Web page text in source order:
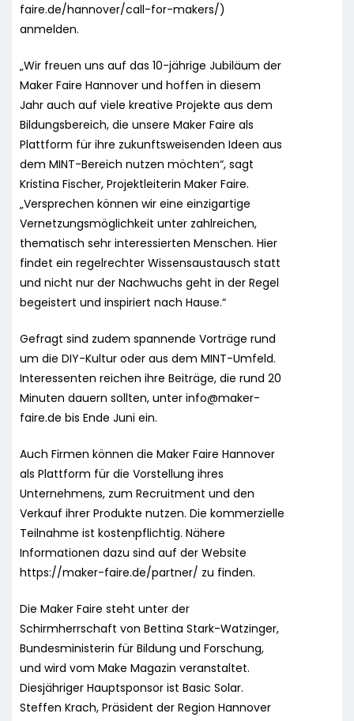
faire.de/hannover/call-for-makers/)
anmelden.
„Wir freuen uns auf das 10-jährige Jubiläum der
Maker Faire Hannover und hoffen in diesem
Jahr auch auf viele kreative Projekte aus dem
Bildungsbereich, die unsere Maker Faire als
Plattform für ihre zukunftsweisenden Ideen aus
dem MINT-Bereich nutzen möchten“, sagt
Kristina Fischer, Projektleiterin Maker Faire.
„Versprechen können wir eine einzigartige
Vernetzungsmöglichkeit unter zahlreichen,
thematisch sehr interessierten Menschen. Hier
findet ein regelrechter Wissensaustausch statt
und nicht nur der Nachwuchs geht in der Regel
begeistert und inspiriert nach Hause.“
Gefragt sind zudem spannende Vorträge rund
um die DIY-Kultur oder aus dem MINT-Umfeld.
Interessenten reichen ihre Beiträge, die rund 20
Minuten dauern sollten, unter info@maker-
faire.de bis Ende Juni ein.
Auch Firmen können die Maker Faire Hannover
als Plattform für die Vorstellung ihres
Unternehmens, zum Recruitment und den
Verkauf ihrer Produkte nutzen. Die kommerzielle
Teilnahme ist kostenpflichtig. Nähere
Informationen dazu sind auf der Website
https://maker-faire.de/partner/ zu finden.
Die Maker Faire steht unter der
Schirmherrschaft von Bettina Stark-Watzinger,
Bundesministerin für Bildung und Forschung,
und wird vom Make Magazin veranstaltet.
Diesjähriger Hauptsponsor ist Basic Solar.
Steffen Krach, Präsident der Region Hannover